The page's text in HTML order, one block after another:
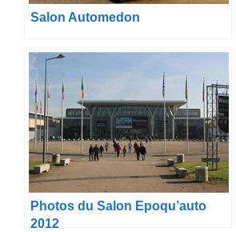
Salon Automedon
Photos du Salon Epoqu’auto
2012